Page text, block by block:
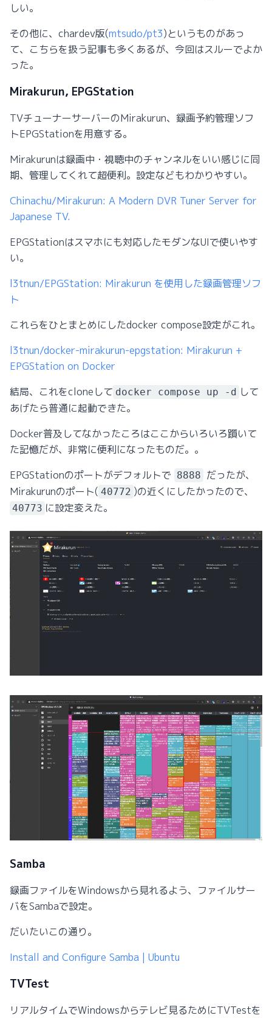
しい。
その他に、chardev版(mtsudo/pt3)というものがあっ
て、こちらを扱う記事も多くあるが、今回はスルーでよか
った。
Mirakurun, EPGStation
TVチューナーサーバーのMirakurun、録画予約管理ソフ
トEPGStationを用意する。
Mirakurunは録画中・視聴中のチャンネルをいい感じに同
期、管理してくれて超便利。設定などもわかりやすい。
Chinachu/Mirakurun: A Modern DVR Tuner Server for
Japanese TV.
EPGStationはスマホにも対応したモダンなUIで使いやす
い。
l3tnun/EPGStation: Mirakurun を使用した録画管理ソフ
ト
これらをひとまとめにしたdocker compose設定がこれ。
l3tnun/docker-mirakurun-epgstation: Mirakurun +
EPGStation on Docker
結局、これをcloneして docker compose up -d して
あげたら普通に起動できた。
Docker普及してなかったころはここからいろいろ躓いて
た記憶だが、非常に便利になったものだ。。
EPGStationのポートがデフォルトで 8888 だったが、
Mirakurunのポート( 40772 )の近くにしたかったので、
40773 に設定変えた。
Samba
録画ファイルをWindowsから見れるよう、ファイルサー
バをSambaで設定。
だいたいこの通り。
Install and Configure Samba | Ubuntu
TVTest
リアルタイムでWindowsからテレビ見るためにTVTestを